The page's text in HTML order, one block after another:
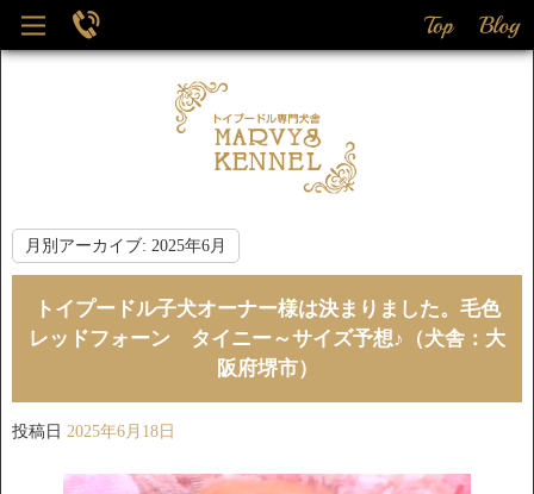
月別アーカイブ: 2025年6月
トイプードル子犬オーナー様は決まりました。毛色
レッドフォーン タイニー～サイズ予想♪（犬舎：大
阪府堺市）
投稿日 2025年6月18日